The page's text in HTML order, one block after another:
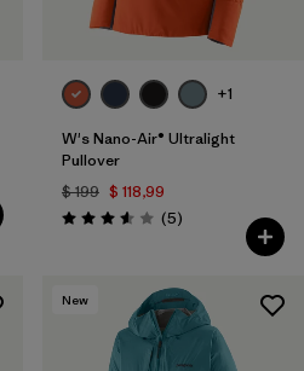
+1
W's Nano-Air® Ultralight
Pullover
$ 199 $ 118,99
Valoración: 3.6 / 5
(5Comentarios
)
New